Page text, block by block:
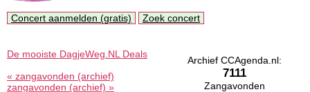
Concert aanmelden (gratis) Zoek concert
Archief CCAgenda.nl:
7111
Zangavonden
De mooiste DagjeWeg.NL Deals
« zangavonden (archief)
zangavonden (archief) »